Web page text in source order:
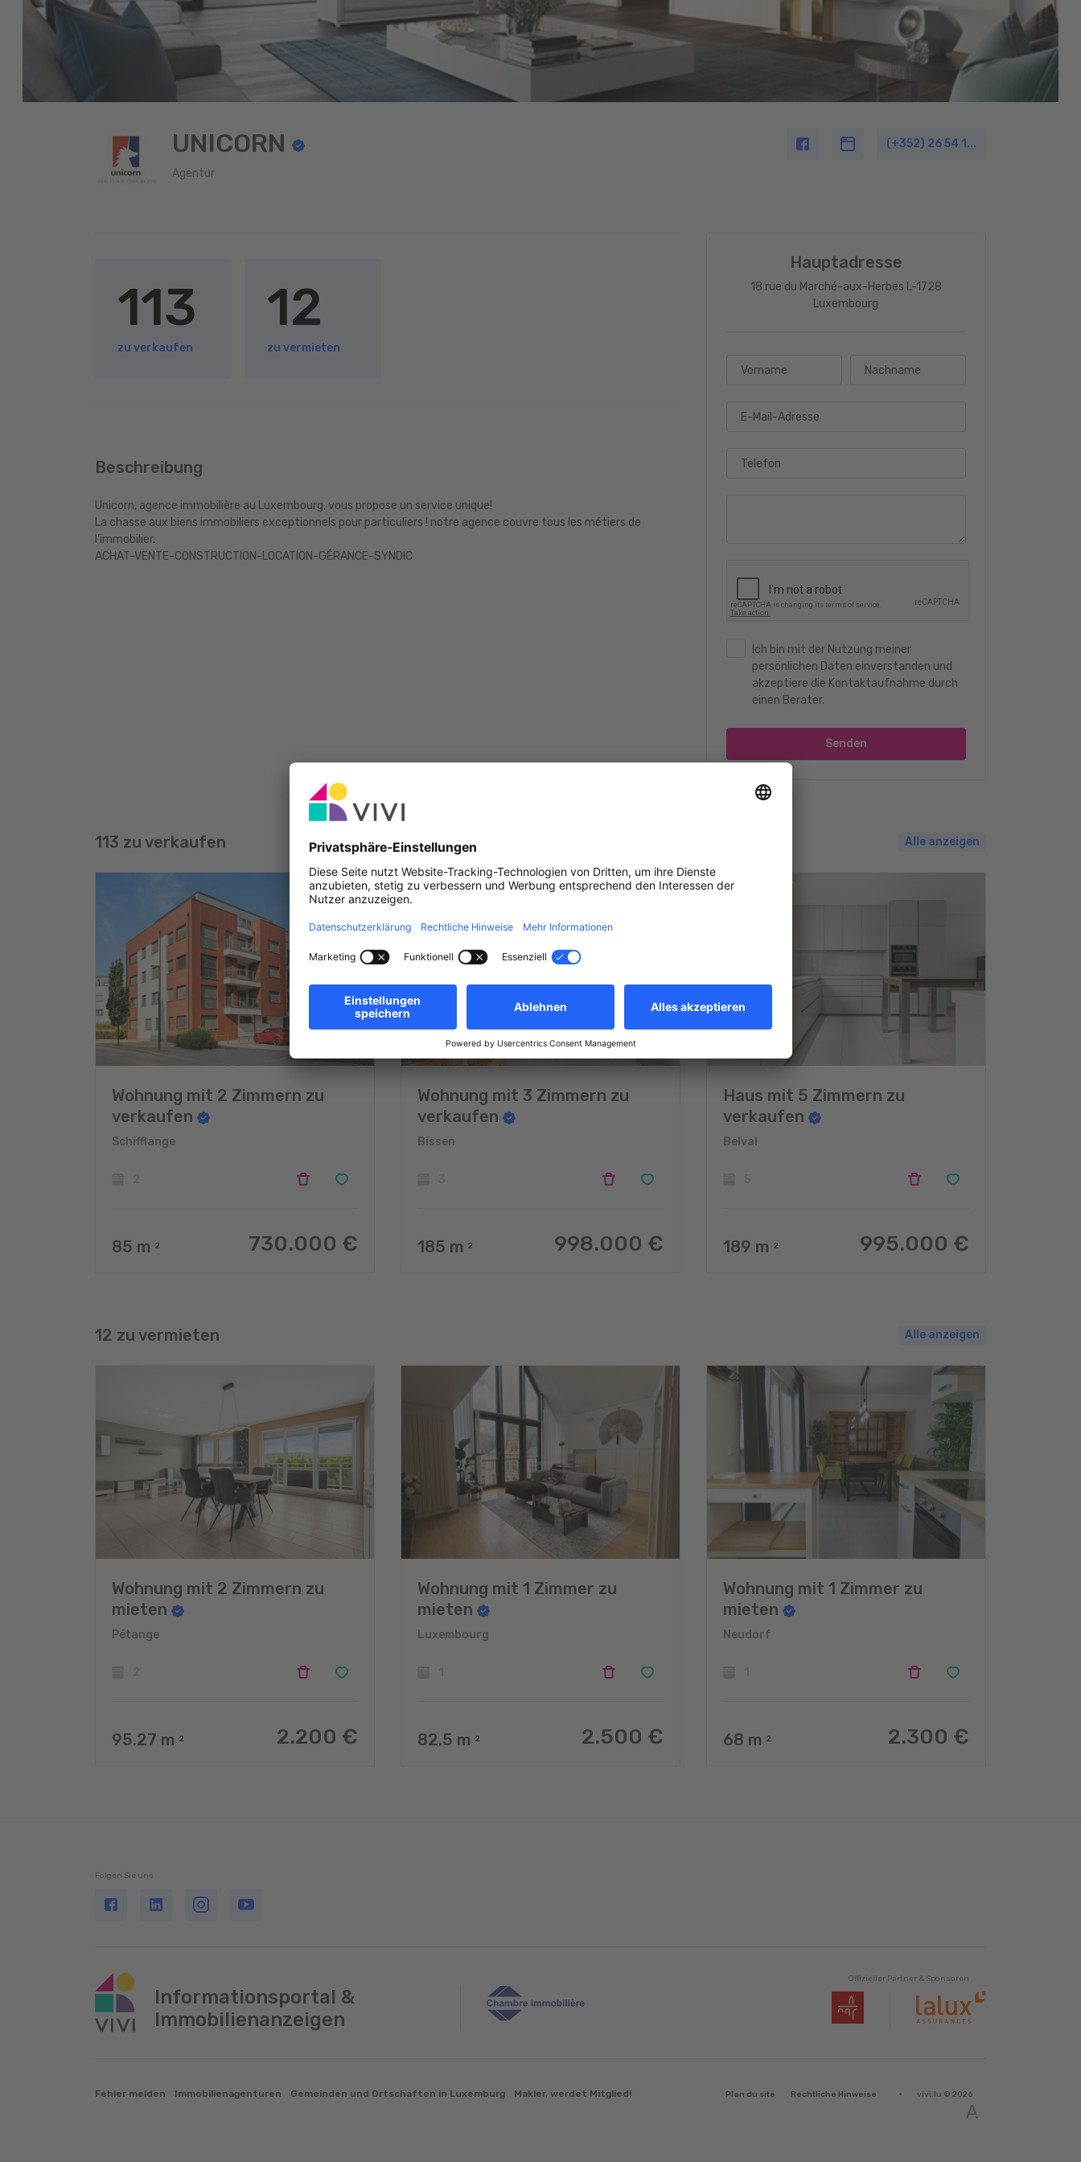
(+352) 26 54 1...
UNICORN
Agentur
Hauptadresse
18 rue du Marché-aux-Herbes L-1728
Luxembourg
Vorname Nachname
E-Mail-Adresse
Telefon
Ich bin mit der Nutzung meiner
persönlichen Daten einverstanden und
akzeptiere die Kontaktaufnahme durch
einen Berater.
Senden
113
zu verkaufen
12
zu vermieten
Beschreibung
Unicorn, agence immobilière au Luxembourg, vous propose un service unique!
La chasse aux biens immobiliers exceptionnels pour particuliers ! notre agence couvre tous les métiers de
l'immobilier.
ACHAT-VENTE-CONSTRUCTION-LOCATION-GÉRANCE-SYNDIC
113 zu verkaufen Alle anzeigen
Wohnung mit 2 Zimmern zu
verkaufen
Schifflange
85 m 2 730.000 €
Wohnung mit 3 Zimmern zu
verkaufen
Bissen
185 m 2 998.000 €
Haus mit 5 Zimmern zu
verkaufen
Belval
189 m 2 995.000 €
12 zu vermieten Alle anzeigen
Wohnung mit 2 Zimmern zu
mieten
Pétange
95.27 m 2 2.200 €
Wohnung mit 1 Zimmer zu
mieten
Luxembourg
82.5 m 2 2.500 €
Wohnung mit 1 Zimmer zu
mieten
Neudorf
68 m 2 2.300 €
Folgen Sie uns
Informationsportal &
Immobilienanzeigen
Offizieller Partner & Sponsoren
Fehler melden Immobilienagenturen Gemeinden und Ortschaften in Luxemburg Makler, werdet Mitglied! Plan du site Rechtliche Hinweise · vivi.lu © 2026